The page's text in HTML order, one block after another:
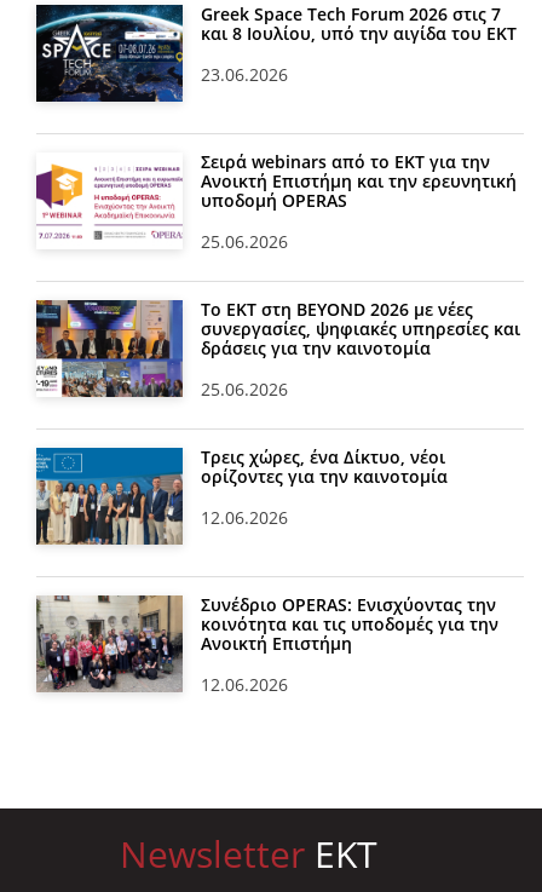
Greek Space Tech Forum 2026 στις 7
και 8 Ιουλίου, υπό την αιγίδα του ΕΚΤ
23.06.2026
Σειρά webinars από το ΕΚΤ για την
Ανοικτή Επιστήμη και την ερευνητική
υποδομή OPERAS
25.06.2026
Το ΕΚΤ στη BEYOND 2026 με νέες
συνεργασίες, ψηφιακές υπηρεσίες και
δράσεις για την καινοτομία
25.06.2026
Τρεις χώρες, ένα Δίκτυο, νέοι
ορίζοντες για την καινοτομία
12.06.2026
Συνέδριο OPERAS: Ενισχύοντας την
κοινότητα και τις υποδομές για την
Ανοικτή Επιστήμη
12.06.2026
Newsletter EKT